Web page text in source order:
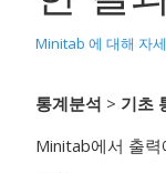
Minitab 에 대해 자
통계분석 > 기초
Minitab에서 출